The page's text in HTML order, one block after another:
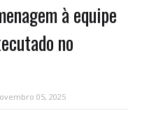
à equipe
no
05, 2025